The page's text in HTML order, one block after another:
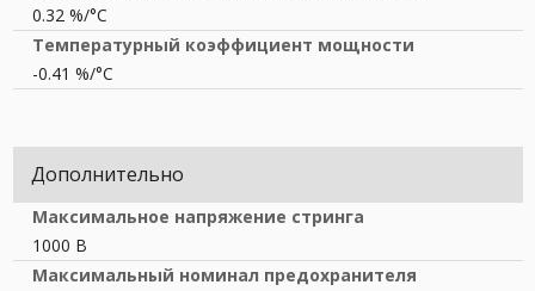
0.32 %/°С
Температурный коэффициент мощности
-0.41 %/°С
Дополнительно
Максимальное напряжение стринга
1000 В
Максимальный номинал предохранителя